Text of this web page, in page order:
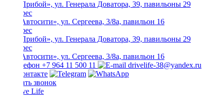
ТЦ «Прибой», ул. Генерала Доватора, 39, павильоны 29
ТЦ «Автосити», ул. Сергеева, 3/8а, павильон 16
ТЦ «Прибой», ул. Генерала Доватора, 39, павильоны 29
ТЦ «Автосити», ул. Сергеева, 3/8а, павильон 16
+7 964 11 500 11
drivelife-38@yandex.ru
Заказать звонок